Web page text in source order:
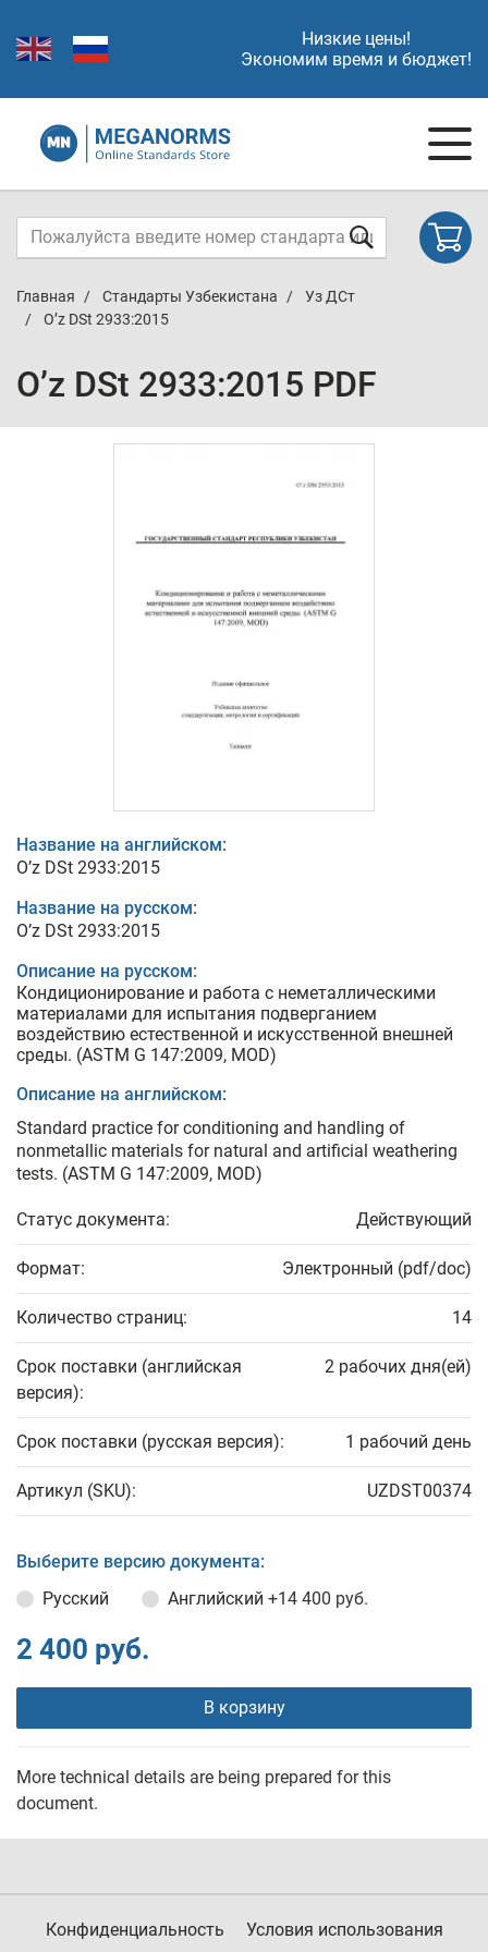
Низкие цены!
Экономим время и бюджет!
Главная Стандарты Узбекистана
Уз ДСт
O’z DSt 2933:2015
O’z DSt 2933:2015 PDF
Название на английском:
O’z DSt 2933:2015
Название на русском:
O’z DSt 2933:2015
Описание на русском:
Кондиционирование и работа с неметаллическими
материалами для испытания подверганием
воздействию естественной и искусственной внешней
среды. (ASTM G 147:2009, MOD)
Описание на английском:
Standard practice for conditioning and handling of
nonmetallic materials for natural and artificial weathering
tests. (ASTM G 147:2009, MOD)
Статус документа: Действующий
Формат: Электронный (pdf/doc)
Количество страниц: 14
Срок поставки (английская
версия):
2 рабочих дня(ей)
Срок поставки (русская версия): 1 рабочий день
Артикул (SKU): UZDST00374
Выберите версию документа:
Русский
Английский +14 400 руб.
2 400 руб.
В корзину
More technical details are being prepared for this
document.
Конфиденциальность Условия использования